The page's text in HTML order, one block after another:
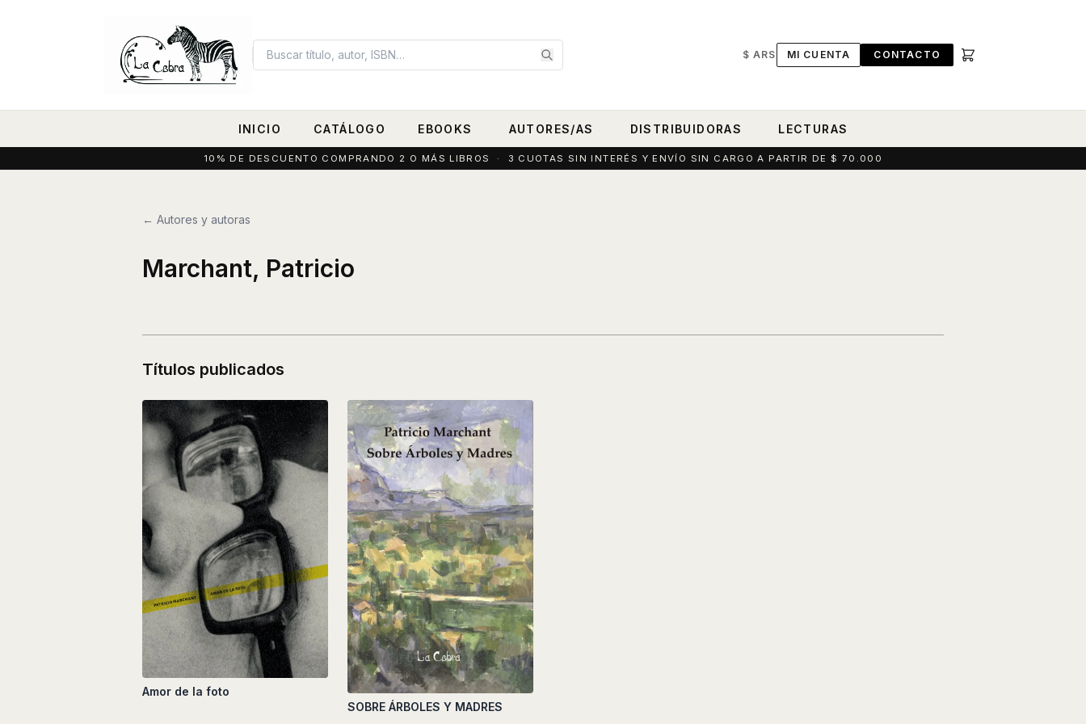
$ ARS MI CUENTA CONTACTO
INICIO CATÁLOGO EBOOKS AUTORES/AS DISTRIBUIDORAS LECTURAS
10% DE DESCUENTO COMPRANDO 2 O MÁS LIBROS · 3 CUOTAS SIN INTERÉS Y ENVÍO SIN CARGO A PARTIR DE $ 70.000
← Autores y autoras
Marchant, Patricio
Títulos publicados
Amor de la foto
SOBRE ÁRBOLES Y MADRES